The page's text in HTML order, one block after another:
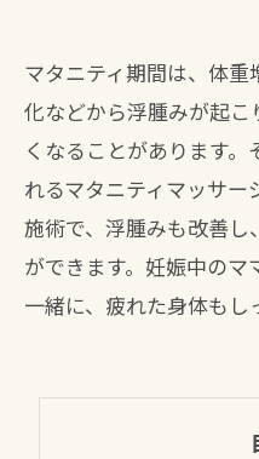
マタニティ期間は、体
化などから浮腫みが起
くなることがあります
れるマタニティマッサー
施術で、浮腫みも改善
ができます。妊娠中の
一緒に、疲れた身体もし